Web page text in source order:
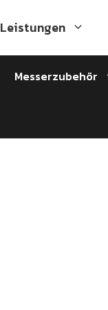
Leistungen
Messerzubehör